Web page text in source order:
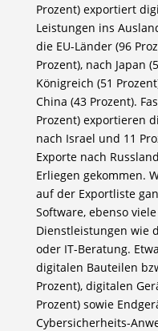
Prozent) exportiert
Leistungen ins
die EU-Länder (96
Prozent), nach Japan
Königreich (51
China (43 Prozent).
Prozent) exportieren
nach Israel und 11
Exporte nach
Erliegen gekommen.
auf der Exportliste
Software, ebenso
Dienstleistungen wie
oder IT-Beratung.
digitalen Bauteilen
Prozent), digitalen
Prozent) sowie
Cybersicherheits-